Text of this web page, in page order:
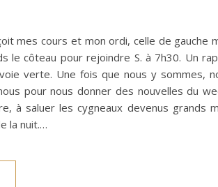
mes cours et mon ordi, celle de gauche
le côteau pour rejoindre S. à 7h30. Un
verte. Une fois que nous y sommes,
pour nous donner des nouvelles du
à saluer les cygneaux devenus grands
la nuit.…